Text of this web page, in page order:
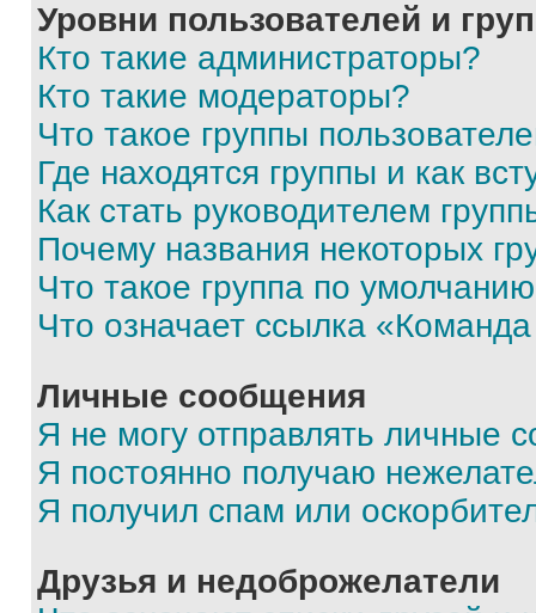
Уровни пользователей и
Кто такие администраторы?
Кто такие модераторы?
Что такое группы
Где находятся группы и как
Как стать руководителем
Почему названия некоторых
Что такое группа по
Что означает ссылка
Личные сообщения
Я не могу отправлять личные
Я постоянно получаю
Я получил спам или
Друзья и недоброжелатели